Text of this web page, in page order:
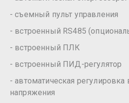
- съемный пульт управления
- встроенный RS485
- встроенный ПЛК
- встроенный ПИД-регулятор
- автоматическая регулировка
напряжения